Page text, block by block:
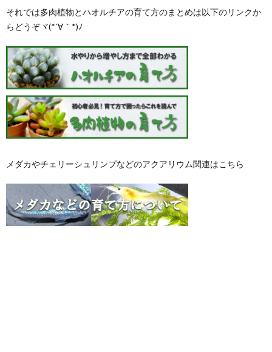
それでは多肉植物とハオルチアの育て方のまとめは以下のリンクか
らどうぞヾ(*´∀｀*)ﾉ
メダカやチェリーシュリンプなどのアクアリウム関連はこちら